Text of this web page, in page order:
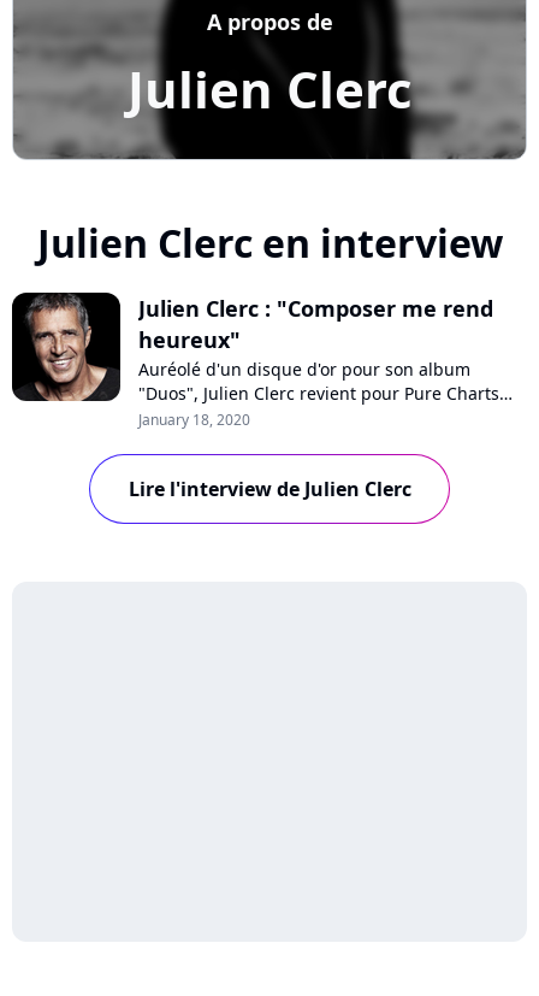
Julien Clerc
A propos de
Julien Clerc en interview
Julien Clerc : "Composer me rend
heureux"
Auréolé d'un disque d'or pour son album
"Duos", Julien Clerc revient pour Pure Charts
sur la genèse de ce projet rempli de jolies
de dresser le bilan d'une carrière étalée sur
cinq décennies avec un artiste qui n'a jamais
January 18, 2020
Lire l'interview de Julien Clerc